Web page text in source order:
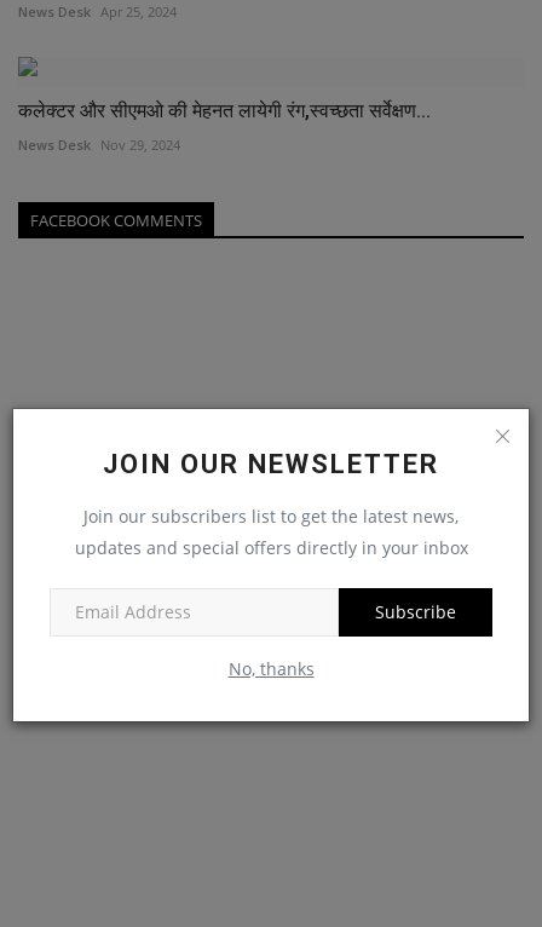
JOIN OUR NEWSLETTER
Join our subscribers list to get the latest news,
updates and special offers directly in your inbox
Subscribe
No, thanks
News Desk Apr 25, 2024
कलेक्टर और सीएमओ की मेहनत लायेगी रंग,स्वच्छता सर्वेक्षण...
News Desk Nov 29, 2024
FACEBOOK COMMENTS